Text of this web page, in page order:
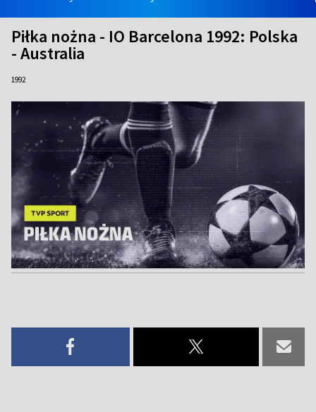
Piłka nożna - IO Barcelona 1992: Polska
- Australia
1992